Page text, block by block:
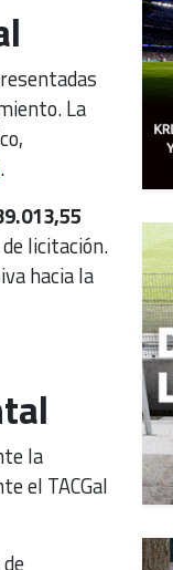
La
.
licitación.
hacia la
la
el TACGal